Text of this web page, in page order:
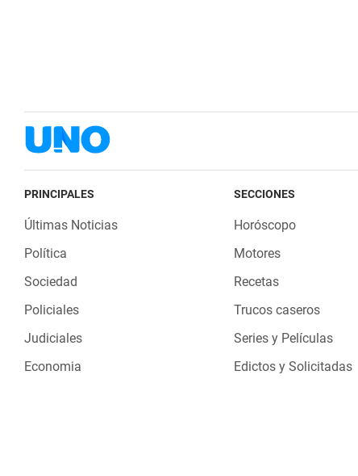
PRINCIPALES
Últimas Noticias
Política
Sociedad
Policiales
Judiciales
Economia
SECCIONES
Horóscopo
Motores
Recetas
Trucos caseros
Series y Películas
Edictos y Solicitadas